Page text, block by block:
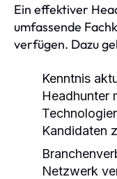
Ein effektiver
umfassende
verfügen. Dazu
Kenntnis
Headhunter
Kandidaten
Netzwerk